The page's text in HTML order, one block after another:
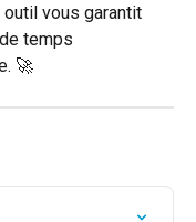
vous garantit
temps
🚀